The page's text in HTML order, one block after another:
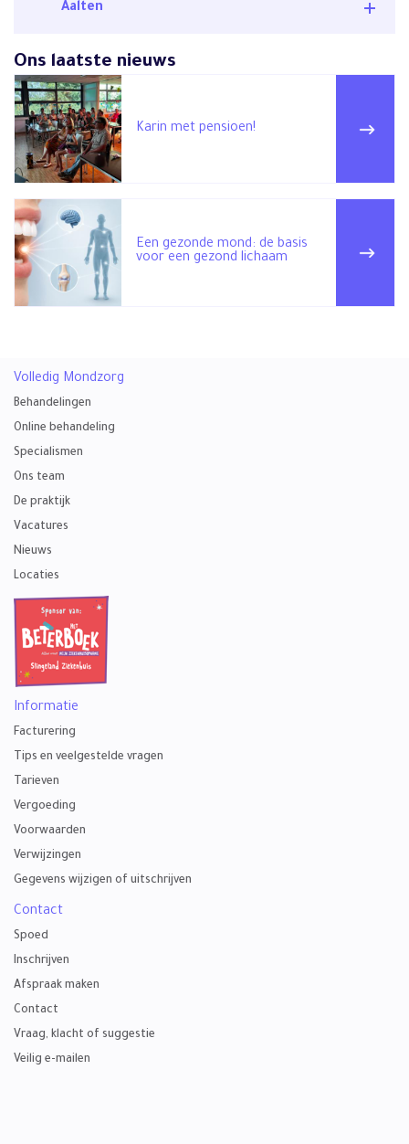
Aalten
Ons laatste nieuws
Karin met pensioen!
Een gezonde mond: de basis
voor een gezond lichaam
Volledig Mondzorg
Behandelingen
Online behandeling
Specialismen
Ons team
De praktijk
Vacatures
Nieuws
Locaties
Informatie
Facturering
Tips en veelgestelde vragen
Tarieven
Vergoeding
Voorwaarden
Verwijzingen
Gegevens wijzigen of uitschrijven
Contact
Spoed
Inschrijven
Afspraak maken
Contact
Vraag, klacht of suggestie
Veilig e-mailen